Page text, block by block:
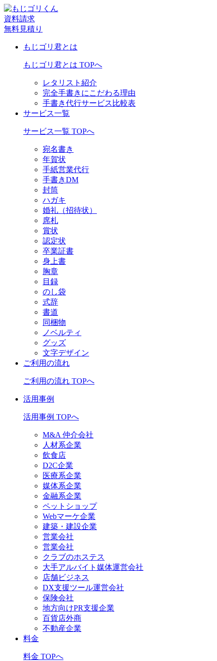
資料請求
無料見積り
もじゴリ君とは
もじゴリ君とは TOPへ
レタリスト紹介
完全手書きにこだわる理由
手書き代行サービス比較表
サービス一覧
サービス一覧 TOPへ
宛名書き
年賀状
手紙営業代行
手書きDM
封筒
ハガキ
婚礼（招待状）
席札
賞状
認定状
卒業証書
身上書
胸章
目録
のし袋
式辞
書道
同梱物
ノベルティ
グッズ
文字デザイン
ご利用の流れ
ご利用の流れ TOPへ
活用事例
活用事例 TOPへ
M&A 仲介会社
人材系企業
飲食店
D2C企業
医療系企業
媒体系企業
金融系企業
ペットショップ
Webマーケ企業
建築・建設企業
営業会社
営業会社
クラブのホステス
大手アルバイト媒体運営会社
店舗ビジネス
DX支援ツール運営会社
保険会社
地方向けPR支援企業
百貨店外商
不動産企業
料金
料金 TOPへ